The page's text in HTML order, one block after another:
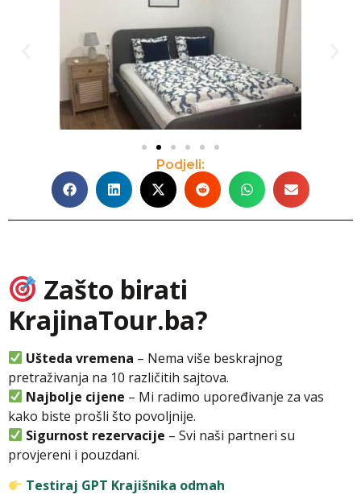
Podjeli:
Zašto birati
KrajinaTour.ba?
Ušteda vremena – Nema više beskrajnog
pretraživanja na 10 različitih sajtova.
Najbolje cijene – Mi radimo upoređivanje za vas
kako biste prošli što povoljnije.
Sigurnost rezervacije – Svi naši partneri su
provjereni i pouzdani.
Testiraj GPT Krajišnika odmah